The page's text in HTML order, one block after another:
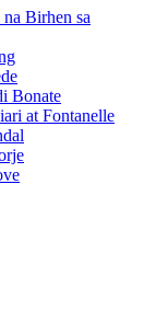
Birhen sa
Bonate
at Fontanelle